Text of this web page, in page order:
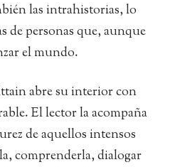
las intrahistorias, lo
de personas que, aunque
el mundo.
abre su interior con
El lector la acompaña
de aquellos intensos
comprenderla, dialogar